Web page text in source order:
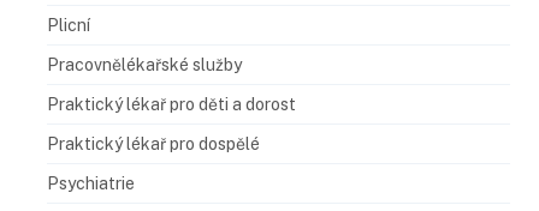
Plicní
Pracovnělékařské služby
Praktický lékař pro děti a dorost
Praktický lékař pro dospělé
Psychiatrie